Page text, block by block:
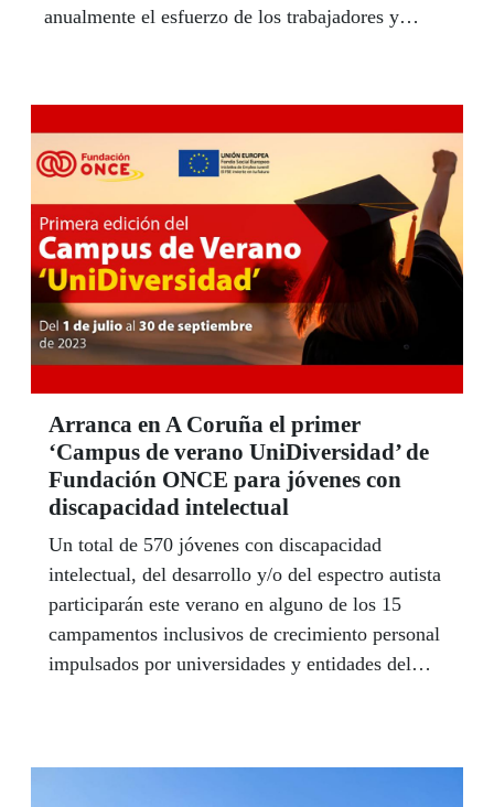
anualmente el esfuerzo de los trabajadores y
actitud en su puesto de trabajo, la implicación con
los clientes o el compromiso con la labor social de
la ONCE.
Arranca en A Coruña el primer
‘Campus de verano UniDiversidad’ de
Fundación ONCE para jóvenes con
discapacidad intelectual
Un total de 570 jóvenes con discapacidad
intelectual, del desarrollo y/o del espectro autista
participarán este verano en alguno de los 15
campamentos inclusivos de crecimiento personal
impulsados por universidades y entidades del